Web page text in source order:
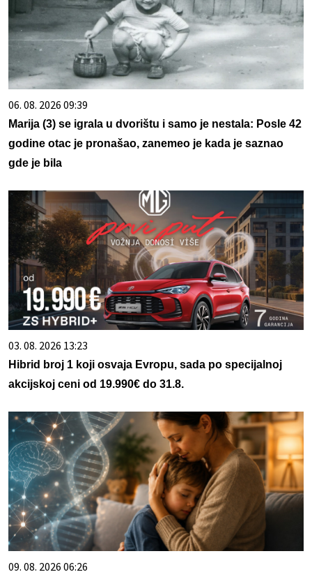
06. 08. 2026 09:39
Marija (3) se igrala u dvorištu i samo je nestala: Posle 42
godine otac je pronašao, zanemeo je kada je saznao
gde je bila
03. 08. 2026 13:23
Hibrid broj 1 koji osvaja Evropu, sada po specijalnoj
akcijskoj ceni od 19.990€ do 31.8.
09. 08. 2026 06:26